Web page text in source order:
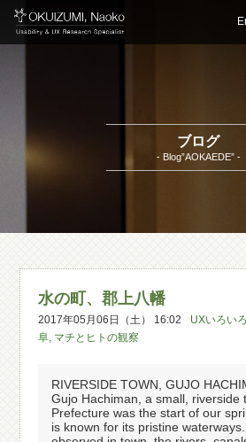
ブログ
- Blog”AOKAEDE” -
水の町、郡上八幡
2017年05月06日（土） 16:02 UXいろいろ
阜, マチとヒトの観察
RIVERSIDE TOWN, GUJO
Gujo Hachiman, a small, riverside
Prefecture was the start of our
is known for its pristine